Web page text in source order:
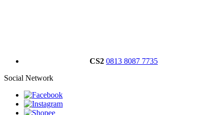
CS2 0813 8087 7735
Social Network